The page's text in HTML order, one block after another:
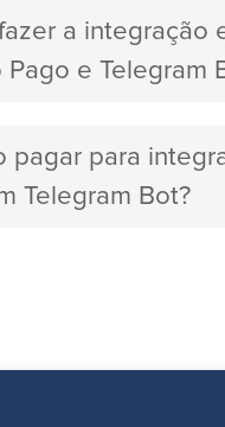
a integração
Pago e Telegram
pagar para
Telegram Bot?